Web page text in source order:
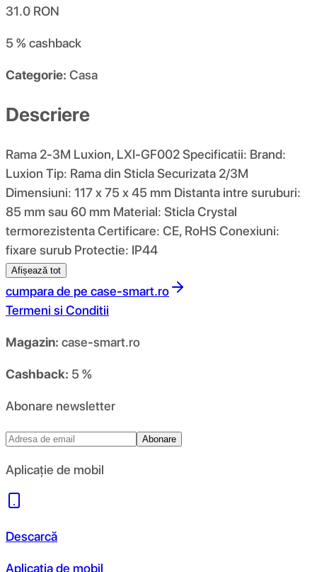
31.0 RON
5 %cashback
Categorie: Casa
Descriere
Rama 2-3M Luxion, LXI-GF002 Specificatii: Brand:
Luxion Tip: Rama din Sticla Securizata 2/3M
Dimensiuni: 117 x 75 x 45 mm Distanta intre suruburi:
85 mm sau 60 mm Material: Sticla Crystal
termorezistenta Certificare: CE, RoHS Conexiuni:
fixare surub Protectie: IP44
Afișează tot
cumpara de pe case-smart.ro
Termeni si Conditii
Magazin: case-smart.ro
Cashback: 5 %
Abonare newsletter
Abonare
Aplicație de mobil
Descarcă
Aplicația de mobil